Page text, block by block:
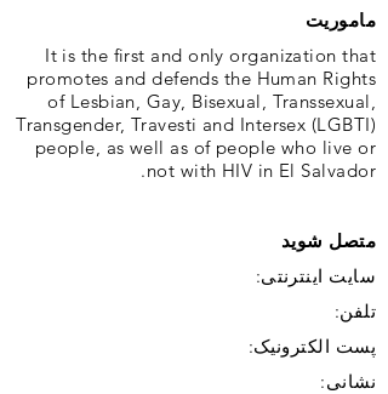
ماموریت
It is the first and only organization that
promotes and defends the Human Rights
of Lesbian, Gay, Bisexual, Transsexual,
Transgender, Travesti and Intersex (LGBTI)
people, as well as of people who live or
not with HIV in El Salvador.
متصل شوید
سایت اینترنتی:
تلفن:
پست الکترونیک:
نشانی: